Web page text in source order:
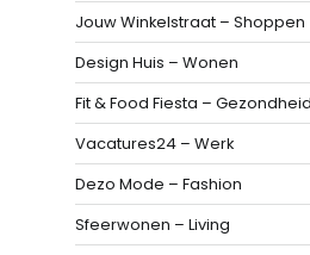
Jouw Winkelstraat – Shoppen
Design Huis – Wonen
Fit & Food Fiesta – Gezondheid
Vacatures24 – Werk
Dezo Mode – Fashion
Sfeerwonen – Living